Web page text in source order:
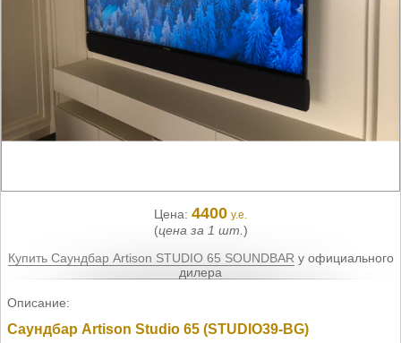
Цена: 4400 у.е.
(цена за 1 шт. )
Купить Саундбар Artison STUDIO 65 SOUNDBAR у официального
дилера
Описание:
Саундбар Artison Studio 65 (STUDIO39-BG)